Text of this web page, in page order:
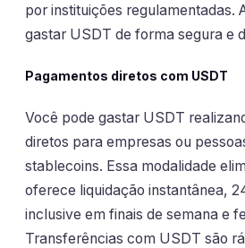
por instituições regulamentadas.
gastar USDT de forma segura e
Pagamentos diretos com USDT
Você pode gastar USDT
diretos para empresas ou
stablecoins. Essa modalidade
oferece liquidação instantânea,
inclusive em finais de semana e
Transferências com USDT são